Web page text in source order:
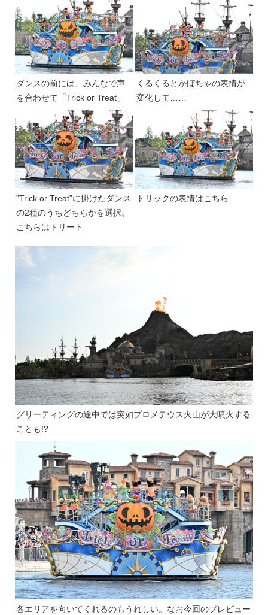
ダンスの前には、みんなで声
を合わせて「Trick or Treat」
くるくるとかぼちゃの表情が
変化して……
”Trick or Treat”に掛けたダンス
の2種のうちどちらかを選択。
こちらはトリート
トリックの表情はこちら
グリーティングの途中では突如プロメテウス火山が大噴火する
ことも!?
各エリアを向いてくれるのもうれしい。なお今回のプレビュー